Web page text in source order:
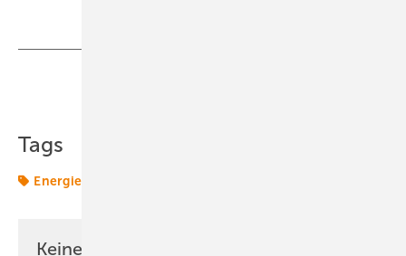
Tags
Energiemarkt
Keine Zeit? Kein Problem mit dem ERE